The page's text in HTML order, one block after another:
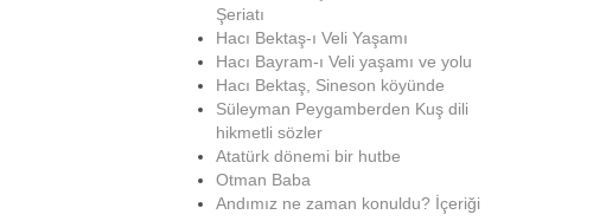
Şeriatı
Hacı Bektaş-ı Veli Yaşamı
Hacı Bayram-ı Veli yaşamı ve yolu
Hacı Bektaş, Sineson köyünde
Süleyman Peygamberden Kuş dili
hikmetli sözler
Atatürk dönemi bir hutbe
Otman Baba
Andımız ne zaman konuldu? İçeriği